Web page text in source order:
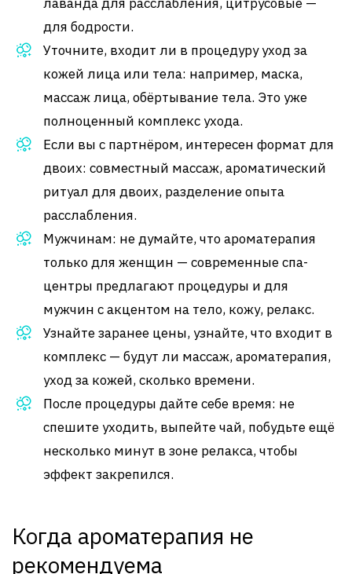
лаванда для расслабления, цитрусовые —
для бодрости.
Уточните, входит ли в процедуру уход за
кожей лица или тела: например, маска,
массаж лица, обёртывание тела. Это уже
полноценный комплекс ухода.
Если вы с партнёром, интересен формат для
двоих: совместный массаж, ароматический
ритуал для двоих, разделение опыта
расслабления.
Мужчинам: не думайте, что ароматерапия
только для женщин — современные спа-
центры предлагают процедуры и для
мужчин с акцентом на тело, кожу, релакс.
Узнайте заранее цены, узнайте, что входит в
комплекс — будут ли массаж, ароматерапия,
уход за кожей, сколько времени.
После процедуры дайте себе время: не
спешите уходить, выпейте чай, побудьте ещё
несколько минут в зоне релакса, чтобы
эффект закрепился.
Когда ароматерапия не
рекомендуема